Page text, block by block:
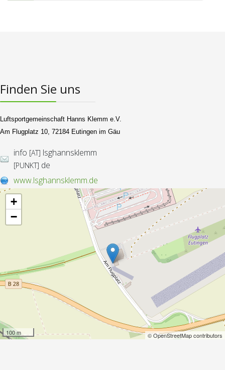
Finden Sie uns
Luftsportgemeinschaft Hanns Klemm e.V.
Am Flugplatz 10, 72184 Eutingen im Gäu
info [AT] lsghannsklemm
[PUNKT] de
www.lsghannsklemm.de
+
−
100 m © OpenStreetMap contributors